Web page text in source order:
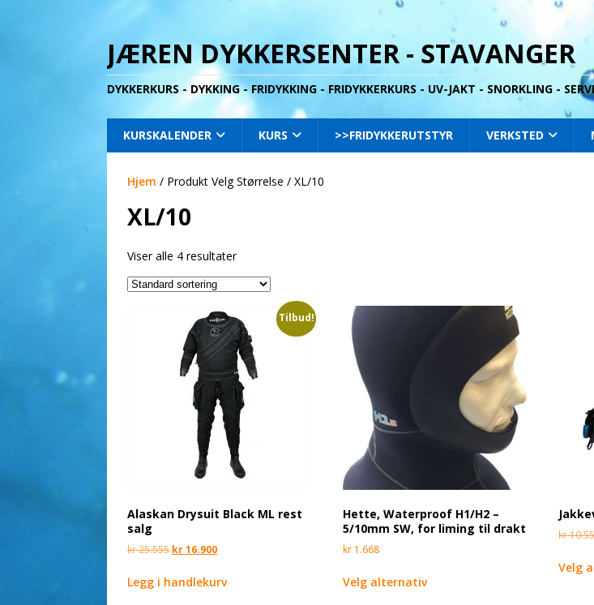
JÆREN DYKKERSENTER - STAVANGER
DYKKERKURS - DYKKING - FRIDYKKING - FRIDYKKERKURS - UV-JAKT - SNORKLING -
KURSKALENDER KURS >>FRIDYKKERUTSTYR VERKSTED
Hjem / Produkt Velg Størrelse / XL/10
XL/10
Viser alle 4 resultater
Tilbud!
Alaskan Drysuit Black ML rest
salg
kr25.555 kr16.900
Legg i handlekurv
Hette, Waterproof H1/H2 –
5/10mm SW, for liming til drakt
kr 1.668
Velg alternativ
kr
Velg